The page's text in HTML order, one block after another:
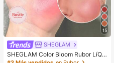
15
SHEGLAM
SHEGLAM Color Bloom Rubor LíQui
do Acabado Mate-Love Cake Color